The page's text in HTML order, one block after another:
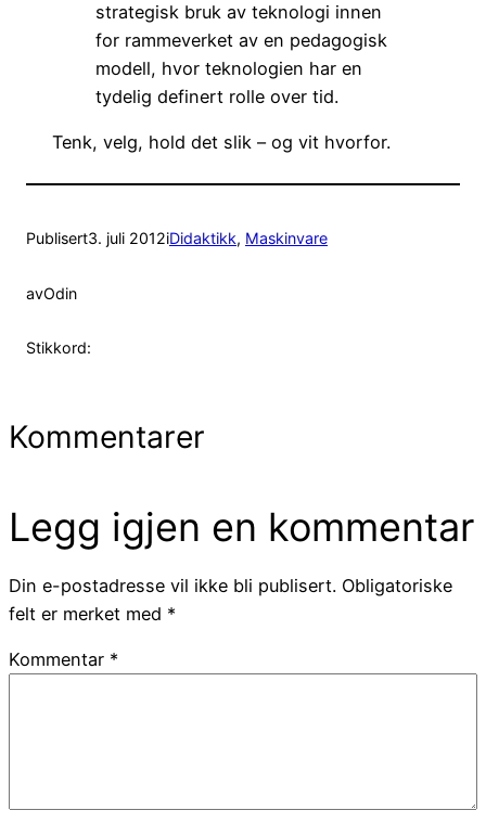
strategisk bruk av teknologi innen
for rammeverket av en pedagogisk
modell, hvor teknologien har en
tydelig definert rolle over tid.
Tenk, velg, hold det slik – og vit hvorfor.
Publisert3. juli 2012iDidaktikk, Maskinvare
avOdin
Stikkord:
Kommentarer
Legg igjen en kommentar
Din e-postadresse vil ikke bli publisert. Obligatoriske
felt er merket med *
Kommentar *